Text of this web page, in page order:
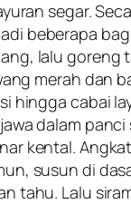
segar.
beberapa
lalu
merah dan
hingga cabai
dalam
kental.
susun di
tahu. Lalu